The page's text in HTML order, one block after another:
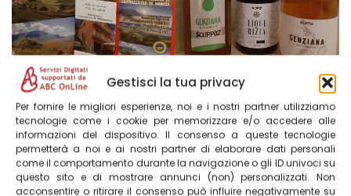
Gestisci la tua privacy
Per fornire le migliori esperienze, noi e i nostri partner utilizziamo
tecnologie come i cookie per memorizzare e/o accedere alle
informazioni del dispositivo. Il consenso a queste tecnologie
permetterà a noi e ai nostri partner di elaborare dati personali
come il comportamento durante la navigazione o gli ID univoci su
questo sito e di mostrare annunci (non) personalizzati. Non
acconsentire o ritirare il consenso può influire negativamente su